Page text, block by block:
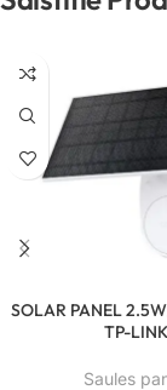
SOLAR PANEL
TP-LINK
Saules